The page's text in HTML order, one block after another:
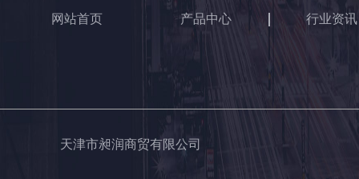
网站首页 产品中心 行业资讯
天津市昶润商贸有限公司